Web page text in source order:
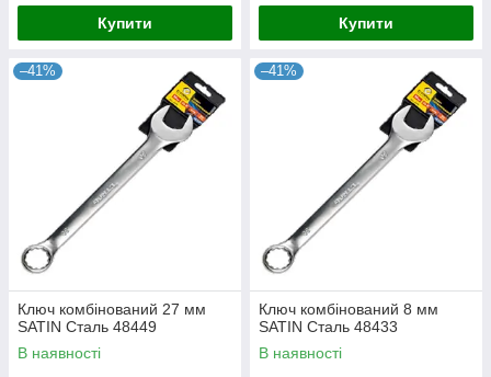
Купити Купити
–41%
Ключ комбінований 27 мм
SATIN Сталь 48449
В наявності
–41%
Ключ комбінований 8 мм
SATIN Сталь 48433
В наявності